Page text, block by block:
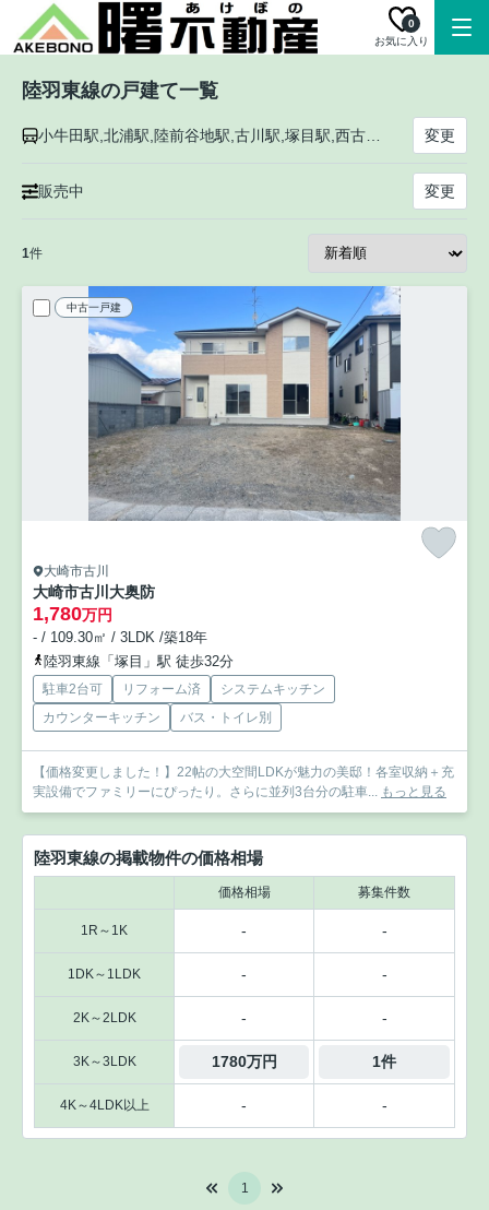
お気に入り
0
陸羽東線の戸建て一覧
変更
販売中 変更
1件
中古一戸建
大崎市古川
大崎市古川大奥防
1,780万円
- / 109.30㎡ / 3LDK /築18年
陸羽東線「塚目」駅 徒歩32分
駐車2台可 リフォーム済
システムキッチン
カウンターキッチン
バス・トイレ別
【価格変更しました！】22帖の大空間LDKが魅力の美邸！各室収納＋充
実設備でファミリーにぴったり。さらに並列3台分の駐車... もっと見る
陸羽東線の掲載物件の価格相場
価格相場 募集件数
1R～1K - -
1DK～1LDK - -
2K～2LDK - -
3K～3LDK 1780万円 1件
4K～4LDK以上 - -
1